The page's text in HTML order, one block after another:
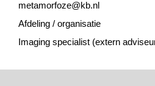
metamorfoze@kb.nl
Afdeling / organisatie
Imaging specialist (extern